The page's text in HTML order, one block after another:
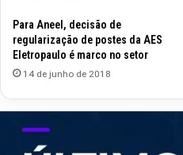
Para Aneel, decisão de
regularização de postes da AES
Eletropaulo é marco no setor
14 de junho de 2018